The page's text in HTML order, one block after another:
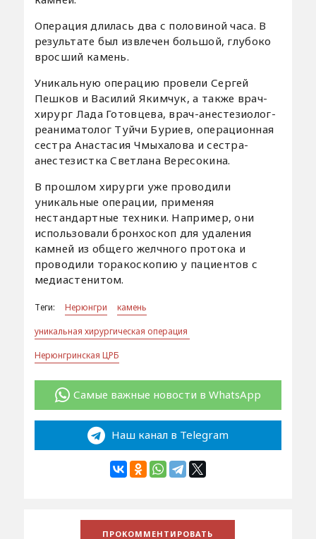
Операция длилась два с половиной часа. В
результате был извлечен большой, глубоко
вросший камень.
Уникальную операцию провели Сергей
Пешков и Василий Якимчук, а также врач-
хирург Лада Готовцева, врач-анестезиолог-
реаниматолог Туйчи Буриев, операционная
сестра Анастасия Чмыхалова и сестра-
анестезистка Светлана Вересокина.
В прошлом хирурги уже проводили
уникальные операции, применяя
нестандартные техники. Например, они
использовали бронхоскоп для удаления
камней из общего желчного протока и
проводили торакоскопию у пациентов с
медиастенитом.
Теги: Нерюнгри
камень
уникальная хирургическая операция
Нерюнгринская ЦРБ
Самые важные новости в WhatsApp
Наш канал в Telegram